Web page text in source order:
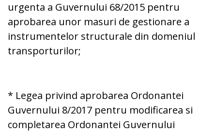
urgenta a Guvernului 68/2015 pentru
aprobarea unor masuri de gestionare a
instrumentelor structurale din domeniul
transporturilor;
* Legea privind aprobarea Ordonantei
Guvernului 8/2017 pentru modificarea si
completarea Ordonantei Guvernului